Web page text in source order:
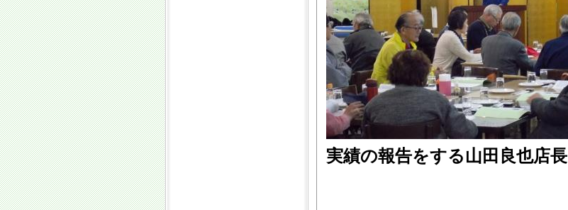
実績の報告をする山田良也店長